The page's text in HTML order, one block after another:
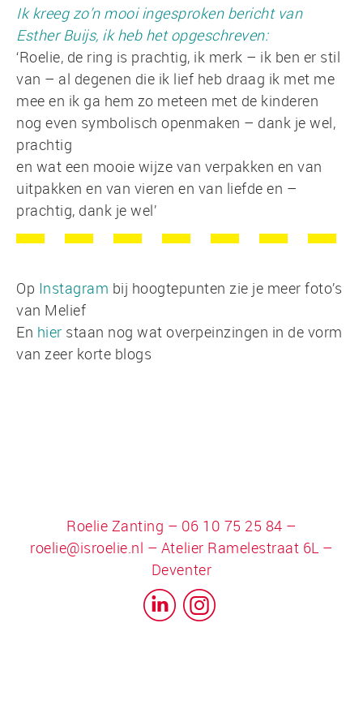
Ik kreeg zo’n mooi ingesproken bericht van
Esther Buijs, ik heb het opgeschreven:
‘Roelie, de ring is prachtig, ik merk – ik ben er stil
van – al degenen die ik lief heb draag ik met me
mee en ik ga hem zo meteen met de kinderen
nog even symbolisch openmaken – dank je wel,
prachtig
en wat een mooie wijze van verpakken en van
uitpakken en van vieren en van liefde en –
prachtig, dank je wel’
Op Instagram bij hoogtepunten zie je meer foto’s
van Melief
En hier staan nog wat overpeinzingen in de vorm
van zeer korte blogs
Roelie Zanting – 06 10 75 25 84 –
roelie@isroelie.nl – Atelier Ramelestraat 6L –
Deventer